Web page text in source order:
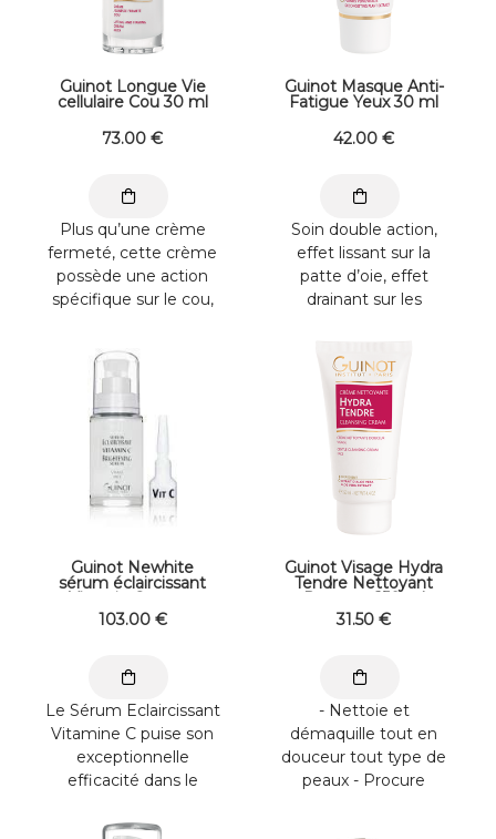
Guinot Longue Vie
cellulaire Cou 30 ml
73.00 €
Plus qu’une crème
fermeté, cette crème
possède une action
spécifique sur le cou,
Guinot Masque Anti-
Fatigue Yeux 30 ml
42.00 €
Soin double action,
effet lissant sur la
patte d’oie, effet
drainant sur les
frais pour une ...
Guinot Newhite
sérum éclaircissant
Vitamin C flacon
23.5ml + ampoule 1.5gr
103.00 €
Le Sérum Eclaircissant
Vitamine C puise son
exceptionnelle
efficacité dans le
Vitamine C pure
Guinot Visage Hydra
Tendre Nettoyant
Douceur 150 ml
31.50 €
- Nettoie et
démaquille tout en
douceur tout type de
peaux - Procure